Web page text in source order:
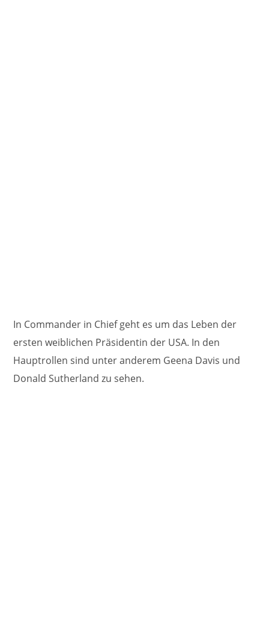
In Commander in Chief geht es um das Leben der
ersten weiblichen Präsidentin der USA. In den
Hauptrollen sind unter anderem Geena Davis und
Donald Sutherland zu sehen.